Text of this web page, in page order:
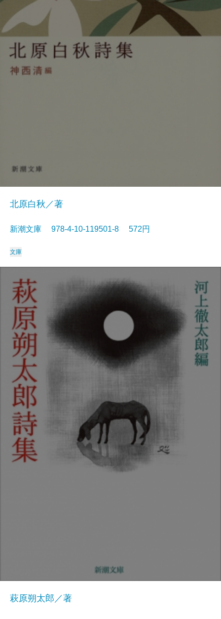
北原白秋／著
新潮文庫 978-4-10-119501-8 572円
文庫
萩原朔太郎／著